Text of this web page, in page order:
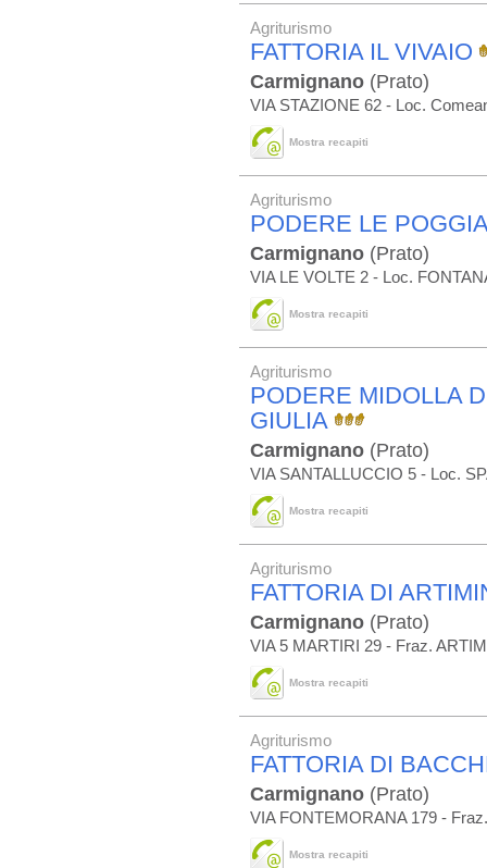
Agriturismo
FATTORIA IL VIVAIO
Carmignano (Prato)
VIA STAZIONE 62 - Loc.
Mostra recapiti
Agriturismo
PODERE LE
Carmignano (Prato)
VIA LE VOLTE 2 - Loc.
Mostra recapiti
Agriturismo
PODERE MIDOLLA
GIULIA
Carmignano (Prato)
VIA SANTALLUCCIO 5 - Loc.
Mostra recapiti
Agriturismo
FATTORIA DI
Carmignano (Prato)
VIA 5 MARTIRI 29 - Fraz.
Mostra recapiti
Agriturismo
FATTORIA DI
Carmignano (Prato)
VIA FONTEMORANA 179 -
Mostra recapiti